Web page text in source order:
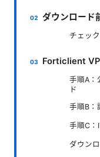
ダウンロード
チェッ
Forticlient
手順A：
ド
手順B：
手順C：
ダウン